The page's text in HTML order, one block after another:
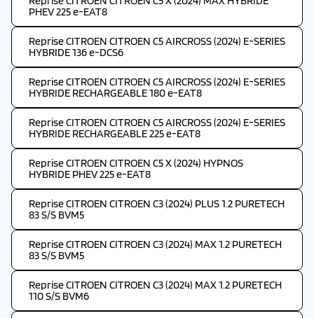
PHEV 225 e-EAT8
Reprise CITROEN CITROEN C5 AIRCROSS (2024) E-SERIES
HYBRIDE 136 e-DCS6
Reprise CITROEN CITROEN C5 AIRCROSS (2024) E-SERIES
HYBRIDE RECHARGEABLE 180 e-EAT8
Reprise CITROEN CITROEN C5 AIRCROSS (2024) E-SERIES
HYBRIDE RECHARGEABLE 225 e-EAT8
Reprise CITROEN CITROEN C5 X (2024) HYPNOS
HYBRIDE PHEV 225 e-EAT8
Reprise CITROEN CITROEN C3 (2024) PLUS 1.2 PURETECH
83 S/S BVM5
Reprise CITROEN CITROEN C3 (2024) MAX 1.2 PURETECH
83 S/S BVM5
Reprise CITROEN CITROEN C3 (2024) MAX 1.2 PURETECH
110 S/S BVM6